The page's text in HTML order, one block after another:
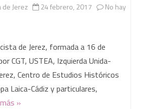
de Jerez 24 febrero, 2017
No hay
de Jerez, formada a 16 de
CGT, USTEA, Izquierda Unida-
Centro de Estudios Históricos
Laica-Cádiz y particulares,
»